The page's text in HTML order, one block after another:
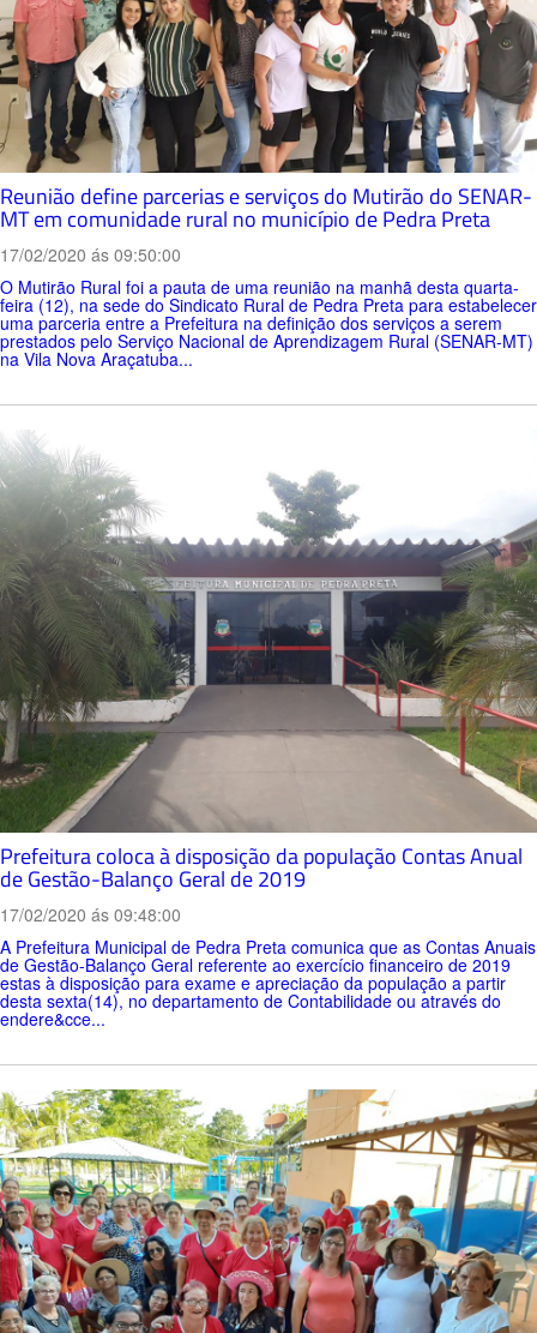
Reunião define parcerias e serviços do Mutirão do SENAR-
MT em comunidade rural no município de Pedra Preta
17/02/2020 ás 09:50:00
O Mutirão Rural foi a pauta de uma reunião na manhã desta quarta-
feira (12), na sede do Sindicato Rural de Pedra Preta para estabelecer
uma parceria entre a Prefeitura na definição dos serviços a serem
prestados pelo Serviço Nacional de Aprendizagem Rural (SENAR-MT)
na Vila Nova Araçatuba...
Prefeitura coloca à disposição da população Contas Anual
de Gestão-Balanço Geral de 2019
17/02/2020 ás 09:48:00
A Prefeitura Municipal de Pedra Preta comunica que as Contas Anuais
de Gestão-Balanço Geral referente ao exercício financeiro de 2019
estas à disposição para exame e apreciação da população a partir
desta sexta(14), no departamento de Contabilidade ou através do
endere&cce...